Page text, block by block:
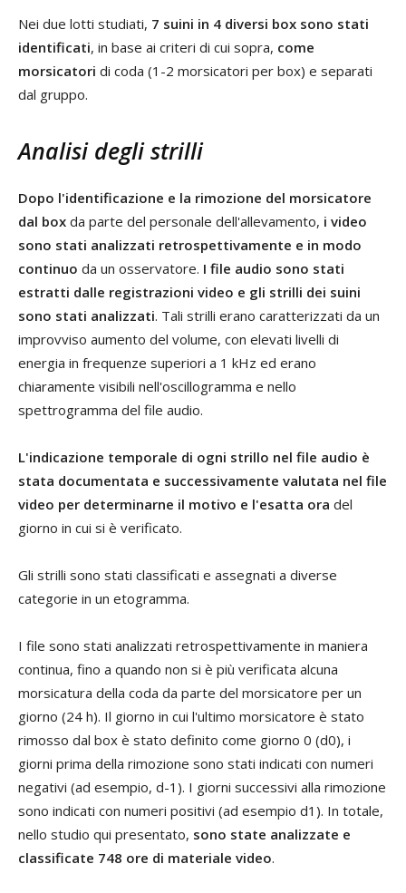
Nei due lotti studiati, 7 suini in 4 diversi box sono stati
identificati, in base ai criteri di cui sopra, come
morsicatori di coda (1-2 morsicatori per box) e separati
dal gruppo.
Analisi degli strilli
Dopo l'identificazione e la rimozione del morsicatore
dal box da parte del personale dell'allevamento, i video
sono stati analizzati retrospettivamente e in modo
continuo da un osservatore. I file audio sono stati
estratti dalle registrazioni video e gli strilli dei suini
sono stati analizzati. Tali strilli erano caratterizzati da un
improvviso aumento del volume, con elevati livelli di
energia in frequenze superiori a 1 kHz ed erano
chiaramente visibili nell'oscillogramma e nello
spettrogramma del file audio.
L'indicazione temporale di ogni strillo nel file audio è
stata documentata e successivamente valutata nel file
video per determinarne il motivo e l'esatta ora del
giorno in cui si è verificato.
Gli strilli sono stati classificati e assegnati a diverse
categorie in un etogramma.
I file sono stati analizzati retrospettivamente in maniera
continua, fino a quando non si è più verificata alcuna
morsicatura della coda da parte del morsicatore per un
giorno (24 h). Il giorno in cui l'ultimo morsicatore è stato
rimosso dal box è stato definito come giorno 0 (d0), i
giorni prima della rimozione sono stati indicati con numeri
negativi (ad esempio, d-1). I giorni successivi alla rimozione
sono indicati con numeri positivi (ad esempio d1). In totale,
nello studio qui presentato, sono state analizzate e
classificate 748 ore di materiale video.